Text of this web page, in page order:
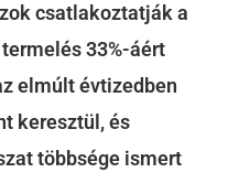
csatlakoztatják a
33%-áért
elmúlt évtizedben
keresztül, és
többsége ismert